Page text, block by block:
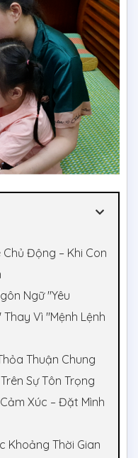
Động – Khi Con
Ngữ "Yêu
Vì "Mệnh Lệnh
Thuận Chung
Sự Tôn Trọng
Xúc – Đặt Mình
Khoảng Thời Gian